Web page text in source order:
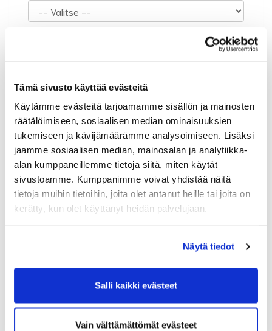
Tämä sivusto käyttää evästeitä
Käytämme evästeitä tarjoamamme sisällön ja mainosten
räätälöimiseen, sosiaalisen median ominaisuuksien
tukemiseen ja kävijämäärämme analysoimiseen. Lisäksi
jaamme sosiaalisen median, mainosalan ja analytiikka-
alan kumppaneillemme tietoja siitä, miten käytät
sivustoamme. Kumppanimme voivat yhdistää näitä
tietoja muihin tietoihin, joita olet antanut heille tai joita on
kerätty, kun olet käyttänyt heidän palvelujaan.
Näytä tiedot
Salli kaikki evästeet
Vain välttämättömät evästeet
Rekisteröidy
Olen lukenut
tietosuojaselosteen
henkilötietojeni käsittelyn (*)
(*) Tieto on pakollinen